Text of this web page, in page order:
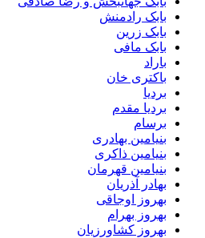
بابک رادمنش
بابک زرین
بابک مافی
باراد
باکتری خان
بردیا
بردیا مقدم
برسام
بنیامین بهادری
بنیامین ذاکری
بنیامین قهرمان
بهادر آذریان
بهروز اوجاقی
بهروز بهرام
بهروز کشاورزیان